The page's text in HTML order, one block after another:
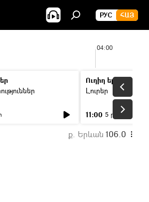
РУС ՀԱՅ
04:00
Ուղիղ եթեր
Լուրեր
11:00 5 ր
ք. Երևան 106.0